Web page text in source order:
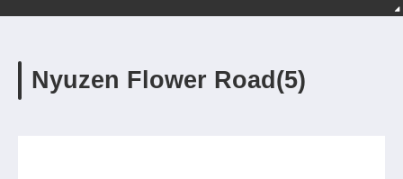
Nyuzen Flower Road(5)